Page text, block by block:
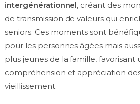
intergénérationnel, créant des
de transmission de valeurs qui
seniors. Ces moments sont
pour les personnes âgées mais
plus jeunes de la famille, favorisant
compréhension et appréciation
vieillissement.